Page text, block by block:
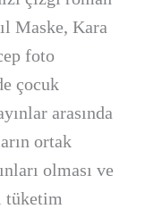
Maske, Kara
foto
çocuk
arasında
ortak
olması ve
tüketim